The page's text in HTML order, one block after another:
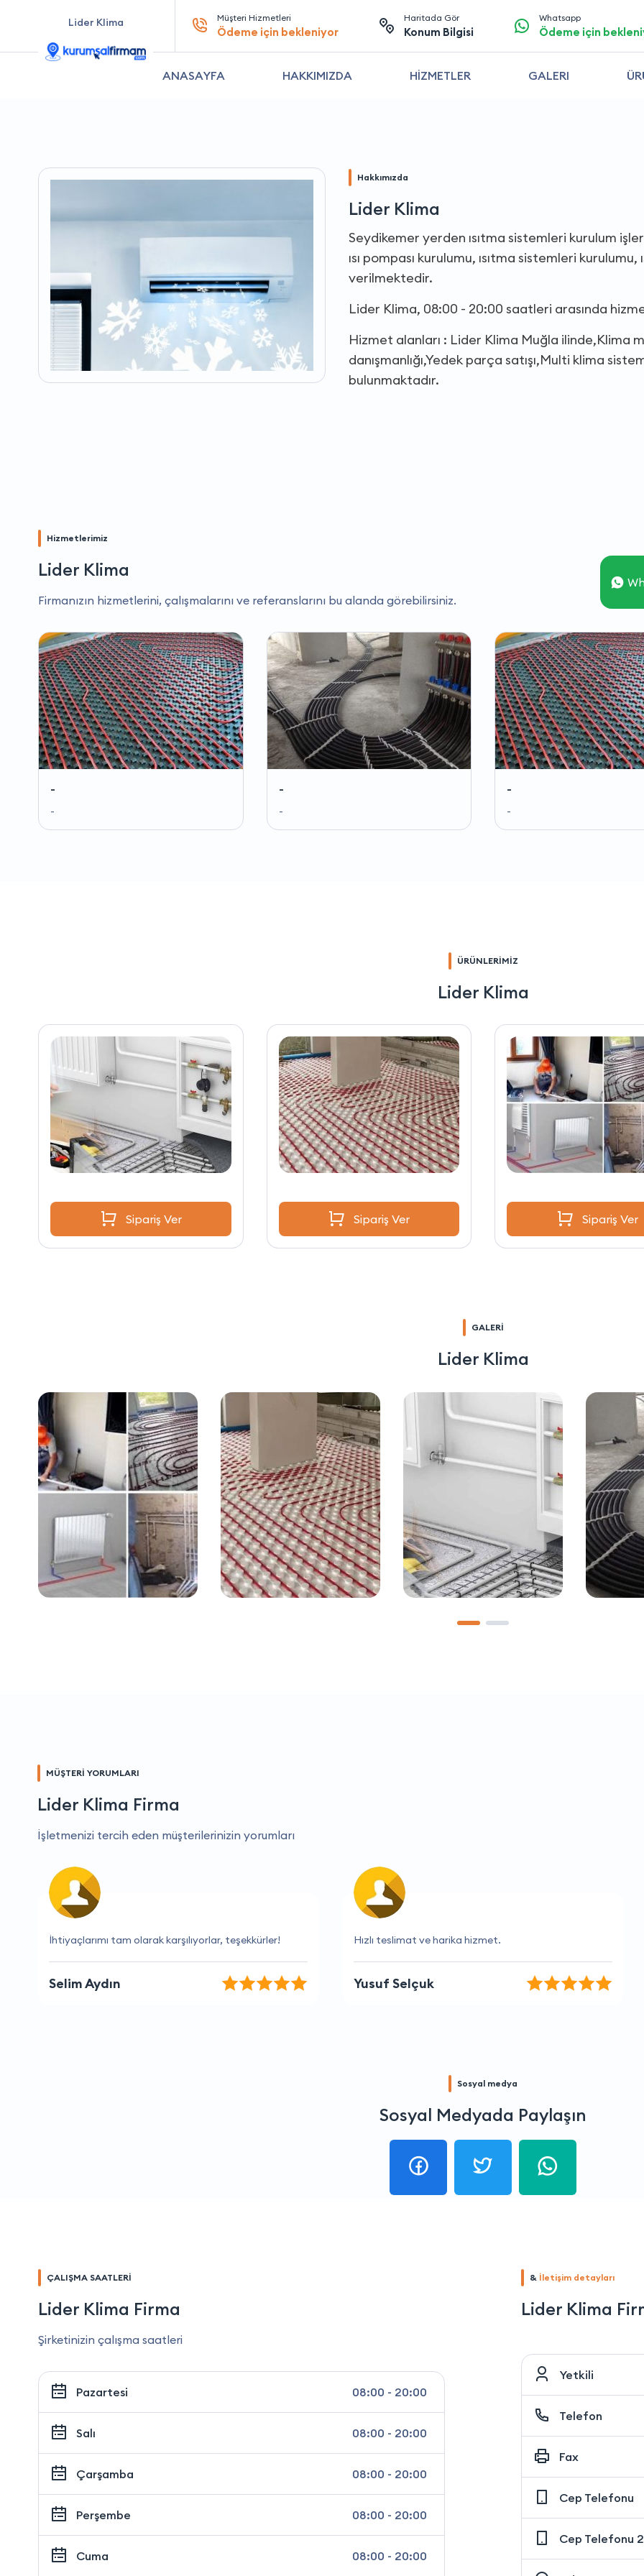
Lider Klima Müşteri Hizmetleri
Ödeme için bekleniyor
Haritada Gör
Konum Bilgisi
Whatsapp
Ödeme için
ANASAYFA HAKKIMIZDA HİZMETLER GALERI
Hakkımızda
Lider Klima
Seydikemer yerden ısıtma sistemleri kurulum
ısı pompası kurulumu, ısıtma sistemleri
verilmektedir.
Lider Klima, 08:00 - 20:00 saatleri arasında
Hizmet alanları : Lider Klima Muğla ilinde,Klima
danışmanlığı,Yedek parça satışı,Multi klima
bulunmaktadır.
Hizmetlerimiz
Lider Klima
Firmanızın hizmetlerini, çalışmalarını ve referanslarını bu alanda görebilirsiniz.
-
-
-
-
-
-
ÜRÜNLERİMİZ
Lider Klima
Sipariş Ver Sipariş Ver Sipariş Ver
GALERİ
Lider Klima
MÜŞTERİ YORUMLARI
Lider Klima Firma
İşletmenizi tercih eden müşterilerinizin yorumları
Hızlı teslimat ve harika hizmet.
Yusuf Selçuk
Hizmetlerinden her zaman memnun kalıyorum.
Melis Rodop
Sosyal medya
Sosyal Medyada Paylaşın
ÇALIŞMA SAATLERİ
Lider Klima Firma
Şirketinizin çalışma saatleri
Pazartesi 08:00 - 20:00
Salı 08:00 - 20:00
Çarşamba 08:00 - 20:00
Perşembe 08:00 - 20:00
Cuma 08:00 - 20:00
& İletişim detayları
Lider Klima
Yetkili
Telefon
Fax
Cep Telefonu
Cep Telefonu 2